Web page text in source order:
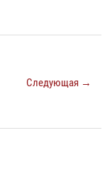
Следующая →